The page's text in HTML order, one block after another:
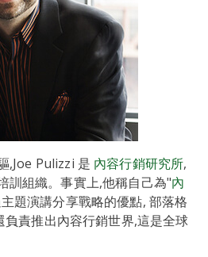
,Joe Pulizzi 是 內容行銷研究所,
訓組織。事實上,他稱自己為"內
題演講分享戰略的優點, 部落格
負責推出內容行銷世界,這是全球